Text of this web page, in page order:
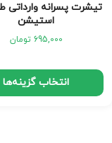
تیشرت پسرانه وارداتی
استیشن
695,000 تومان
انتخاب گزینه‌ها